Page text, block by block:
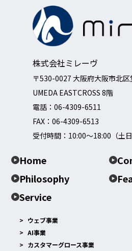
株式会社ミレーヴ
〒530-0027 大阪府大阪市北
UMEDA EASTCROSS 8階
電話： 06-4309-6511
FAX：06-4309-6513
受付時間：10:00～18:00（土日
Home
Philosophy
Service
ウェブ事業
AI事業
カスタマーグロース事業